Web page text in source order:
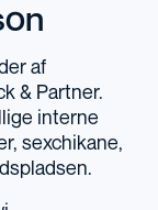
af
& Partner.
interne
sexchikane,